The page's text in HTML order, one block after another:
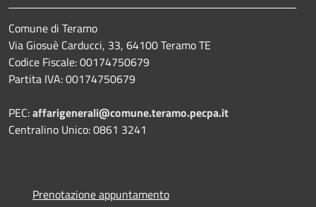
Comune di Teramo
Via Giosuè Carducci, 33, 64100 Teramo TE
Codice Fiscale: 00174750679
Partita IVA: 00174750679
PEC:affarigenerali@comune.teramo.pecpa.it
Centralino Unico: 0861 3241
Prenotazione appuntamento